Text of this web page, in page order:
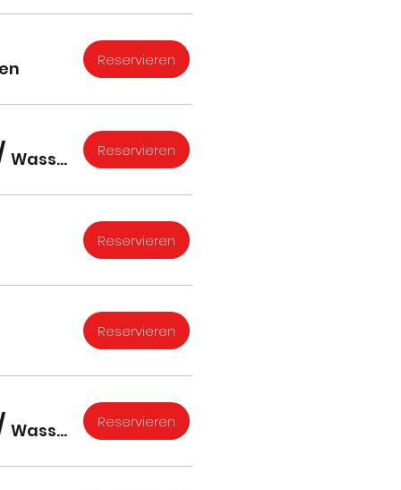
Reservieren
Wassertrüdingen Reservieren
Reservieren
Reservieren
Wassertrüdinger Figurenthater Reservieren